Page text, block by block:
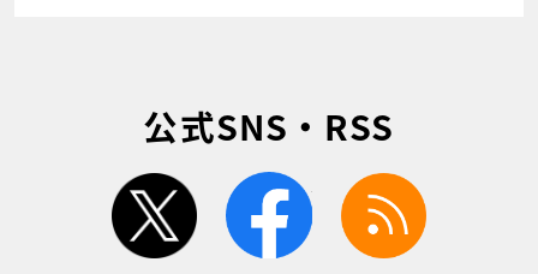
公式SNS・RSS
twitter facebook